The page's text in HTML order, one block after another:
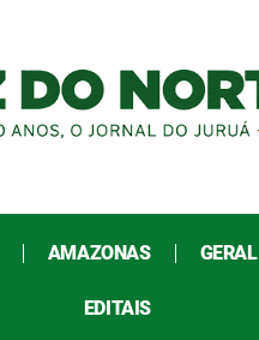
AMAZONAS GERAL
EDITAIS